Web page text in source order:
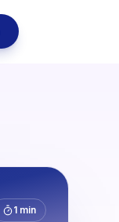
1 min